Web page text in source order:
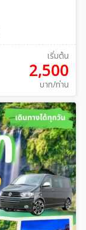
เริ่มต้น
2,500
บาท/ท่าน